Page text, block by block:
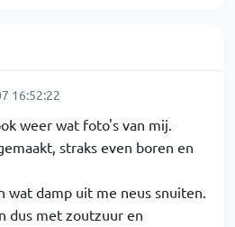
16:52:22
weer wat foto's van mij.
straks even boren en
wat damp uit me neus snuiten.
dus met zoutzuur en